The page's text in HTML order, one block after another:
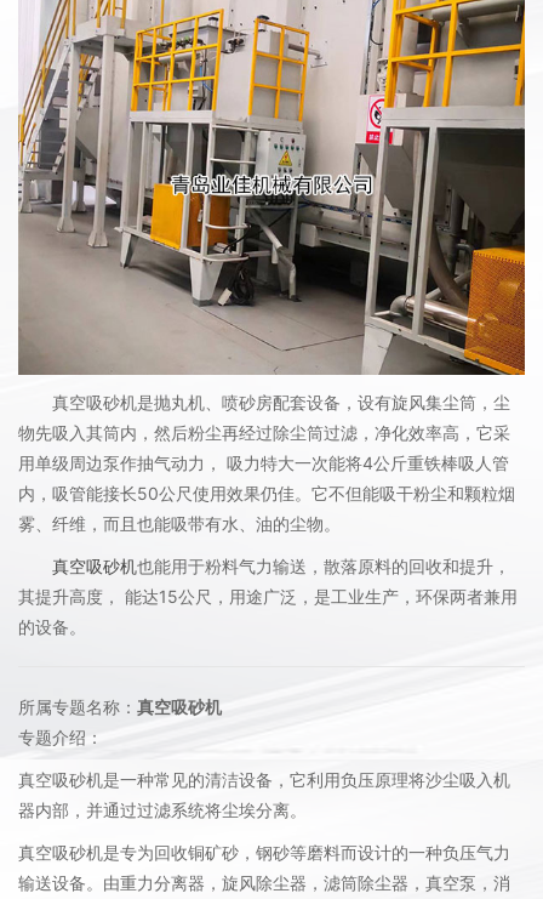
真空吸砂机是抛丸机、喷砂房配套设备，设有旋风集尘筒，尘
物先吸入其筒内，然后粉尘再经过除尘筒过滤，净化效率高，它采
用单级周边泵作抽气动力， 吸力特大一次能将4公斤重铁棒吸人管
内，吸管能接长50公尺使用效果仍佳。它不但能吸干粉尘和颗粒烟
雾、纤维，而且也能吸带有水、油的尘物。
真空吸砂机也能用于粉料气力输送，散落原料的回收和提升，
其提升高度， 能达15公尺，用途广泛，是工业生产，环保两者兼用
的设备。
所属专题名称： 真空吸砂机
专题介绍：
真空吸砂机是一种常见的清洁设备，它利用负压原理将沙尘吸入机
器内部，并通过过滤系统将尘埃分离。
真空吸砂机是专为回收铜矿砂，钢砂等磨料而设计的一种负压气力
输送设备。由重力分离器，旋风除尘器，滤筒除尘器，真空泵，消